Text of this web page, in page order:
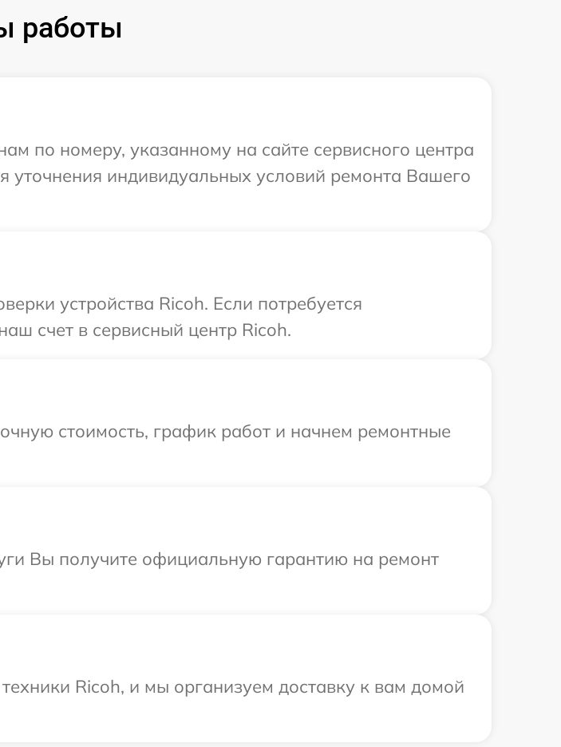
работы
по номеру, указанному на сайте сервисного центра
уточнения индивидуальных условий ремонта Вашего
устройства Ricoh. Если потребуется
счет в сервисный центр Ricoh.
стоимость, график работ и начнем ремонтные
Вы получите официальную гарантию на ремонт
Ricoh, и мы организуем доставку к вам домой